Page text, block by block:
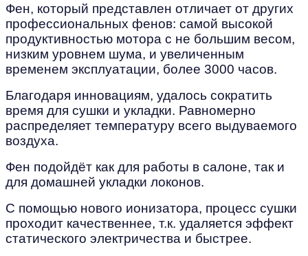
Фен, который представлен отличает от других
профессиональных фенов: самой высокой
продуктивностью мотора с не большим весом,
низким уровнем шума, и увеличенным
временем эксплуатации, более 3000 часов.
Благодаря инновациям, удалось сократить
время для сушки и укладки. Равномерно
распределяет температуру всего выдуваемого
воздуха.
Фен подойдёт как для работы в салоне, так и
для домашней укладки локонов.
С помощью нового ионизатора, процесс сушки
проходит качественнее, т.к. удаляется эффект
статического электричества и быстрее.